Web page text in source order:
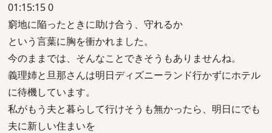
01:15:15 0
窮地に陥ったときに助け合う、守れるか
という言葉に胸を衝かれました。
今のままでは、そんなことできそうもありませんね。
義理姉と旦那さんは明日ディズニーランド行かずにホテル
に待機しています。
私がもう夫と暮らして行けそうも無かったら、明日にでも
夫に新しい住まいを